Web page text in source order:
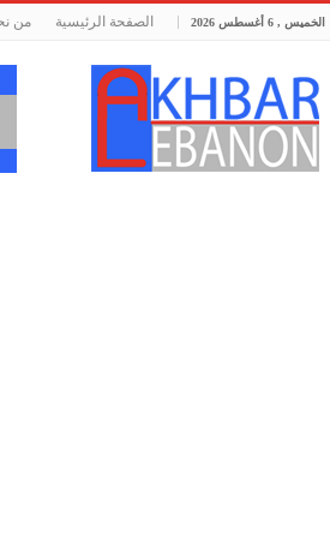
الخميس , 6 أغسطس 2026 الصفحة الرئيسية من